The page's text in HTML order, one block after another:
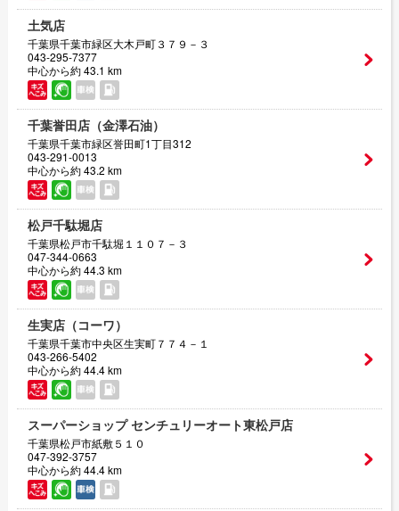
土気店
千葉県千葉市緑区大木戸町３７９－３
043-295-7377
中心から約 43.1 km
千葉誉田店（金澤石油）
千葉県千葉市緑区誉田町1丁目312
043-291-0013
中心から約 43.2 km
松戸千駄堀店
千葉県松戸市千駄堀１１０７－３
047-344-0663
中心から約 44.3 km
生実店（コーワ）
千葉県千葉市中央区生実町７７４－１
043-266-5402
中心から約 44.4 km
スーパーショップ センチュリーオート東松戸店
千葉県松戸市紙敷５１０
047-392-3757
中心から約 44.4 km